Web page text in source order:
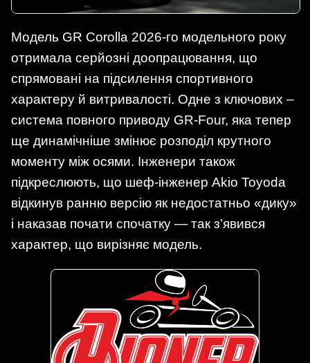
Модель GR Corolla 2026-го модельного року
отримала серйозні доопрацювання, що
спрямовані на підсилення спортивного
характеру й витривалості. Одне з ключових –
система повного приводу GR‑Four, яка тепер
ще динамічніше змінює розподіл крутного
моменту між осями. Інженери також
підкреслюють, що шеф-інженер Akio Toyoda
відкинув ранню версію як недостатньо «дику»
і наказав почати спочатку — так з’явився
характер, що вирізняє модель.